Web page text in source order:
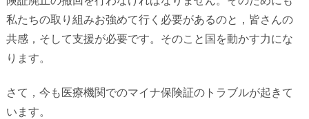
私たちの取り組みお強めて行く必要があるのと，皆さんの
共感，そして支援が必要です。そのこと国を動かす力にな
ります。
さて，今も医療機関でのマイナ保険証のトラブルが起きて
います。